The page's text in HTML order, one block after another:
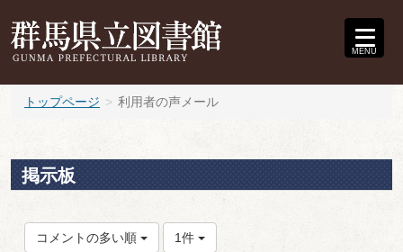
MENU
トップページ 利用者の声メール
掲示板
コメントの多い順 1件